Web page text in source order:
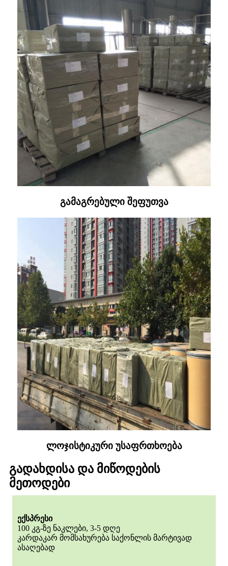
გამაგრებული შეფუთვა
ლოჯისტიკური უსაფრთხოება
გადახდისა და მიწოდების
მეთოდები
ექსპრესი
100 კგ-ზე ნაკლები, 3-5 დღე
კარდაკარ მომსახურება საქონლის მარტივად
ასაღებად